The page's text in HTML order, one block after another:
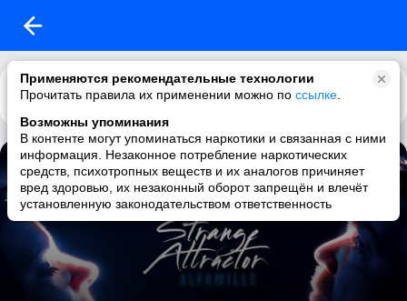
Применяются рекомендательные технологии
Прочитать правила их применении можно по ссылке
Возможны упоминания
В контенте могут упоминаться наркотики и связанная с ними
информация. Незаконное потребление наркотических
средств, психотропных веществ и их аналогов причиняет
вред здоровью, их незаконный оборот запрещён и влечёт
установленную законодательством ответственность
Каталог Рекомендации
Alphaville - Strange Attractor (2017) LP
17 треков|80s / new wave / synthpop / pop